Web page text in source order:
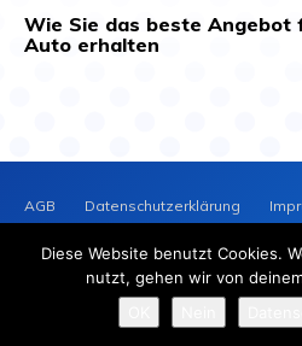
Wie Sie das beste Angebot
Auto erhalten
AGB Datenschutzerklärung
PRESSEVERTEILER
Diese Website benutzt Cookies.
nutzt, gehen wir von